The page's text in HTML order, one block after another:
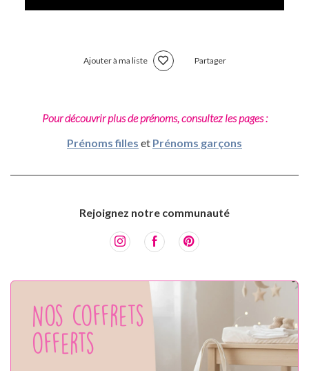
Ajouter à ma liste Partager
Pour découvrir plus de prénoms, consultez les pages :
Prénoms filles et Prénoms garçons
Rejoignez notre communauté
Nos coffrets
offerts